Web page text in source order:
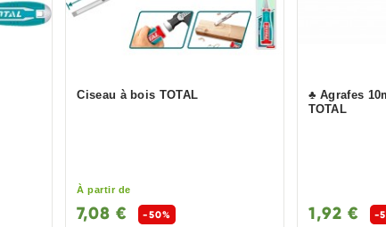
Ciseau à bois TOTAL
À partir de
7,08 €
-50%
♣ Agrafes
TOTAL
1,92 €
-